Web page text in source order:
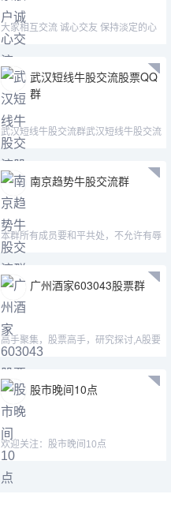
大家相互交流 诚心交友 保持淡定的心
态
武汉短线牛股交流股票QQ
群
武汉短线牛股交流群武汉短线牛股交流
群武汉短线牛股交
南京趋势牛股交流群
本群所有成员要和平共处，不允许有辱
骂、讽刺群友的言辞
广州酒家603043股票群
高手聚集，股票高手，研究探讨,A股要
买题材股，港股要买便
股市晚间10点
欢迎关注：股市晚间10点